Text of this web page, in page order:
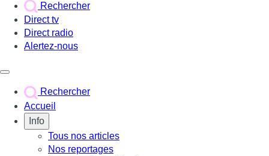
Rechercher
Direct tv
Direct radio
Alertez-nous
Rechercher
Accueil
Info
Tous nos articles
Nos reportages